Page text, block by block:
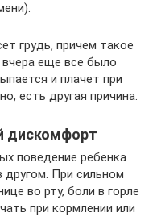
грудь, причем такое
вчера еще все было
и плачет при
есть другая причина.
дискомфорт
поведение ребенка
другом. При сильном
во рту, боли в горле
при кормлении или